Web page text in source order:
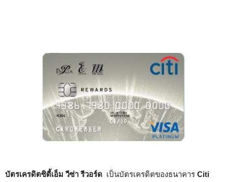
บัตรเครดิตซิตี้เอ็ม วีซ่า รีวอร์ด เป็นบัตรเครดิตของธนาคาร Citi